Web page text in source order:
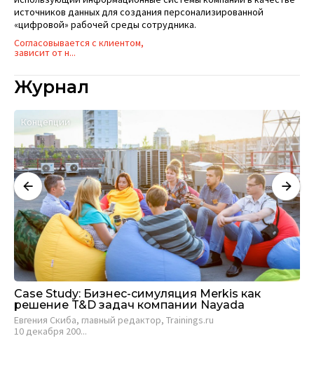
источников данных для создания персонализированной
«цифровой» рабочей среды сотрудника.
Согласовывается с клиентом,
зависит от н...
Журнал
Концепции
Case Study: Бизнес-симуляция Merkis как
решение T&D задач компании Nayada
Евгения Скиба, главный редактор, Trainings.ru
10 декабря 200...